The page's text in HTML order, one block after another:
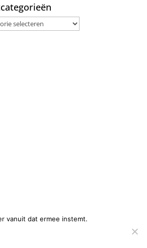
vanuit dat ermee instemt.